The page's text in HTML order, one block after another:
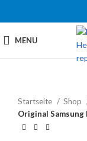
MENU
Startseite Shop
Original Samsung